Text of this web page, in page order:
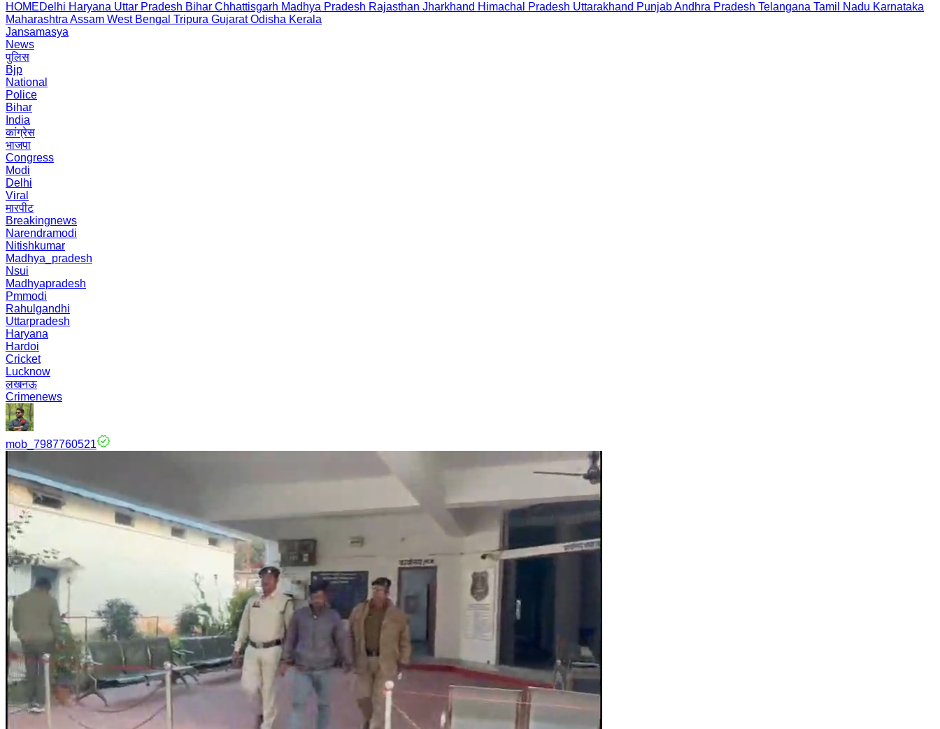
HOMEDelhi Haryana Uttar Pradesh Bihar Chhattisgarh Madhya Pradesh Rajasthan Jharkhand Himachal Pradesh Uttarakhand PunjabAndhra Pradesh Telangana Tamil Nadu Karnataka
Maharashtra Assam West Bengal Tripura Gujarat Odisha Kerala
Jansamasya
News
पुलिस
Bjp
National
Police
Bihar
India
कांग्रेस
भाजपा
Congress
Modi
Delhi
Viral
मारपीट
Breakingnews
Narendramodi
Nitishkumar
Madhya_pradesh
Nsui
Madhyapradesh
Pmmodi
Rahulgandhi
Uttarpradesh
Haryana
Hardoi
Cricket
Lucknow
लखनऊ
Crimenews
mob_7987760521